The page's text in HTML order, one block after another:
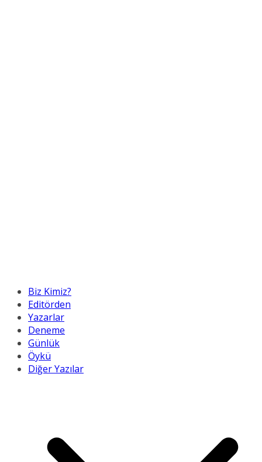
Biz Kimiz?
Editörden
Yazarlar
Deneme
Günlük
Öykü
Diğer Yazılar